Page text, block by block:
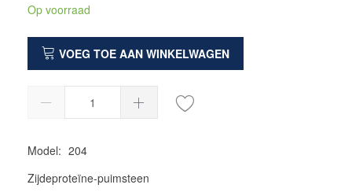
Op voorraad
VOEG TOE AAN WINKELWAGEN
Model: 204
Zijdeproteïne-puimsteen